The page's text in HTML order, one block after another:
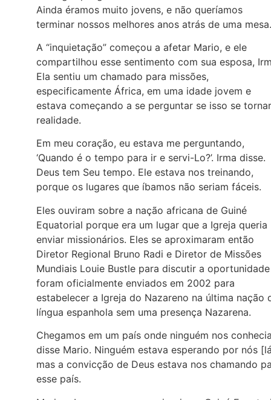
Ainda éramos muito jovens, e não queríamos
terminar nossos melhores anos atrás de uma mesa.
A “inquietação” começou a afetar Mario, e ele
compartilhou esse sentimento com sua esposa,
Ela sentiu um chamado para missões,
especificamente África, em uma idade jovem e
estava começando a se perguntar se isso se
realidade.
Em meu coração, eu estava me perguntando,
‘Quando é o tempo para ir e servi-Lo?’. Irma disse.
Deus tem Seu tempo. Ele estava nos treinando,
porque os lugares que íbamos não seriam fáceis.
Eles ouviram sobre a nação africana de Guiné
Equatorial porque era um lugar que a Igreja queria
enviar missionários. Eles se aproximaram então
Diretor Regional Bruno Radi e Diretor de Missões
Mundiais Louie Bustle para discutir a
foram oficialmente enviados em 2002 para
estabelecer a Igreja do Nazareno na última nação
língua espanhola sem uma presença Nazarena.
Chegamos em um país onde ninguém nos
disse Mario. Ninguém estava esperando por nós
mas a convicção de Deus estava nos chamando
esse país.